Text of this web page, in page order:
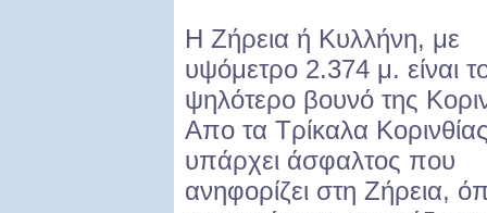
Η Ζήρεια ή Κυλλήνη, με
υψόμετρο 2.374 μ. είναι
ψηλότερο βουνό της
Απο τα Τρίκαλα
υπάρχει άσφαλτος που
ανηφορίζει στη Ζήρεια,